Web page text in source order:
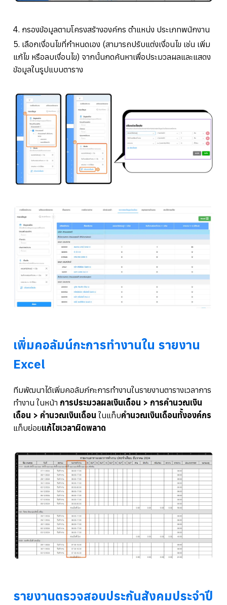
4. กรองข้อมูลตามโครงสร้างองค์กร ตำแหน่ง ประเภทพนักงาน
5. เลือกเงื่อนไขที่กำหนดเอง (สามารถปรับแต่งเงื่อนไข เช่น เพิ่ม
แก้ไข หรือลบเงื่อนไข) จากนั้นกดค้นหาเพื่อประมวลผลและแสดง
ข้อมูลในรูปแบบตาราง
เพิ่มคอลัมน์กะการทำงานใน รายงาน
Excel
ทีมพัฒนาได้เพิ่มคอลัมภ์กะการทำงานในรายงานตารางเวลาการ
ทำงาน ในหน้า การประมวลผลเงินเดือน > การคำนวณเงิน
เดือน > คำนวณเงินเดือน ในแท็บคำนวณเงินเดือนทั้งองค์กร
แท็บย่อยแก้ไขเวลาผิดพลาด
รายงานตรวจสอบประกันสังคมประจำปี